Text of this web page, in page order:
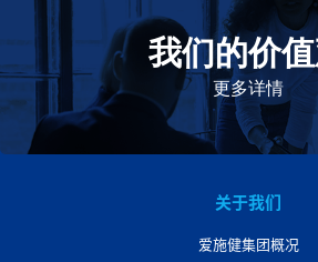
我们的价
更多详情
我们的价值观是爱施健存立和发展的
此为指引，为实现集团目标而
关于我们
爱施健集团概况